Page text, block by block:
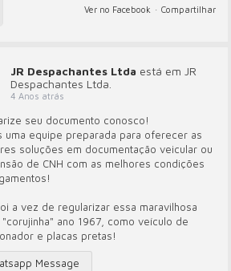
Ver no Facebook · Compartilhar
JR Despachantes Ltda está em JR
Despachantes Ltda.
4 Anos atrás
seu documento conosco!
uma equipe preparada para oferecer as
soluções em documentação veicular ou
de CNH com as melhores condições
a vez de regularizar essa maravilhosa
"corujinha" ano 1967, como veículo de
e placas pretas!
Message